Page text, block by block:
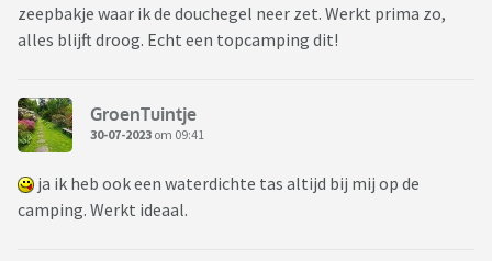
zeepbakje waar ik de douchegel neer zet. Werkt prima zo,
alles blijft droog. Echt een topcamping dit!
GroenTuintje
30-07-2023 om 09:41
ja ik heb ook een waterdichte tas altijd bij mij op de
camping. Werkt ideaal.